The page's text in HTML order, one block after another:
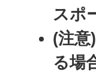
スポ
(注意
る場